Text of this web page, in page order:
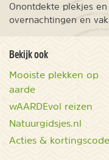
Onontdekte plekjes
overnachtingen en
Bekijk ook
Mooiste plekken op
aarde
wAARDEvol reizen
Natuurgidsjes.nl
Acties &